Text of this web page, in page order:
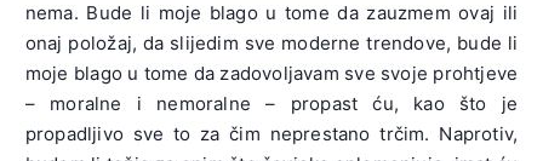
nema. Bude li moje blago u tome da zauzmem ovaj ili
onaj položaj, da slijedim sve moderne trendove, bude li
moje blago u tome da zadovoljavam sve svoje prohtjeve
– moralne i nemoralne – propast ću, kao što je
propadljivo sve to za čim neprestano trčim. Naprotiv,